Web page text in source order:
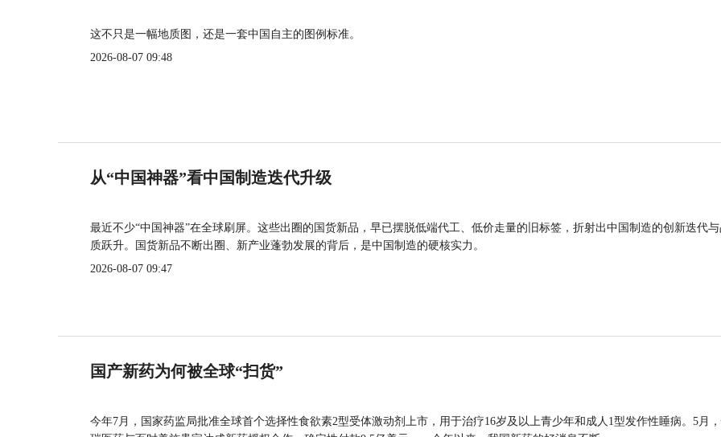
这不只是一幅地质图，还是一套中国自主的图例标准。
2026-08-07 09:48
从“中国神器”看中国制造迭代升级
最近不少“中国神器”在全球刷屏。这些出圈的国货新品，早已摆脱低端代工、低价走量的旧标签，折射出中国制造的创新迭代
质跃升。国货新品不断出圈、新产业蓬勃发展的背后，是中国制造的硬核实力。
2026-08-07 09:47
国产新药为何被全球“扫货”
今年7月，国家药监局批准全球首个选择性食欲素2型受体激动剂上市，用于治疗16岁及以上青少年和成人1型发作性睡病。5月